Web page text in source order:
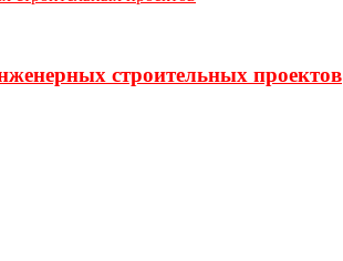
строительных проектов